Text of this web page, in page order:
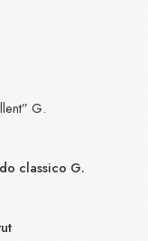
Agrigento
G.
classico G.